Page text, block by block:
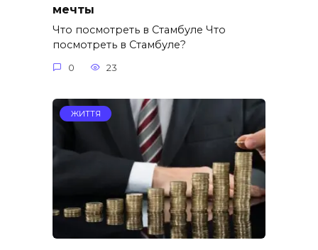
мечты
Что посмотреть в Стамбуле Что
посмотреть в Стамбуле?
0 23
ЖИТТЯ